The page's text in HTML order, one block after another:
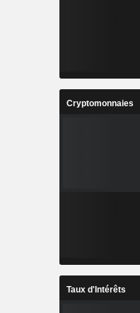
Cryptomonnaies
Taux d'Intérêts